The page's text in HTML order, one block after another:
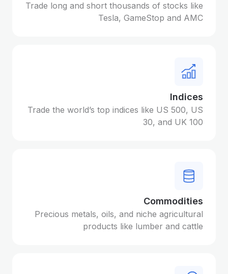
Trade long and short thousands of stocks like
Tesla, GameStop and AMC
Indices
Trade the world’s top indices like US 500, US
30, and UK 100
Commodities
Precious metals, oils, and niche agricultural
products like lumber and cattle